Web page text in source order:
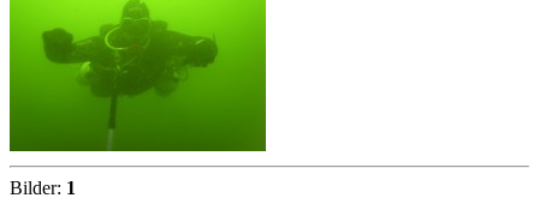
Bilder: 1